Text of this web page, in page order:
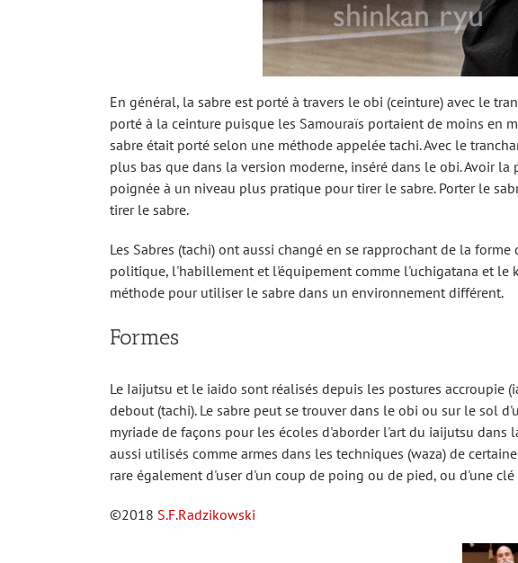
En général, la sabre est porté à travers le obi (ceinture) avec le
porté à la ceinture puisque les Samouraïs portaient de moins en
sabre était porté selon une méthode appelée tachi. Avec le
plus bas que dans la version moderne, inséré dans le obi. Avoir
poignée à un niveau plus pratique pour tirer le sabre. Porter le
tirer le sabre.
Les Sabres (tachi) ont aussi changé en se rapprochant de la
politique, l'habillement et l'équipement comme l'uchigatana et le
méthode pour utiliser le sabre dans un environnement différent.
Formes
Le Iaijutsu et le iaido sont réalisés depuis les postures accroupie
debout (tachi). Le sabre peut se trouver dans le obi ou sur le sol
myriade de façons pour les écoles d'aborder l'art du iaijutsu dans
aussi utilisés comme armes dans les techniques (waza) de
rare également d'user d'un coup de poing ou de pied, ou d'une
©2018 S.F.Radzikowski